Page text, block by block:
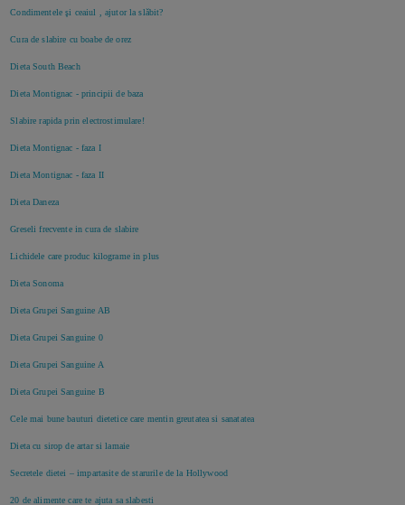
Condimentele şi ceaiul , ajutor la slăbit?
Cura de slabire cu boabe de orez
Dieta South Beach
Dieta Montignac - principii de baza
Slabire rapida prin electrostimulare!
Dieta Montignac - faza I
Dieta Montignac - faza II
Dieta Daneza
Greseli frecvente in cura de slabire
Lichidele care produc kilograme in plus
Dieta Sonoma
Dieta Grupei Sanguine AB
Dieta Grupei Sanguine 0
Dieta Grupei Sanguine A
Dieta Grupei Sanguine B
Cele mai bune bauturi dietetice care mentin greutatea si sanatatea
Dieta cu sirop de artar si lamaie
Secretele dietei – impartasite de starurile de la Hollywood
20 de alimente care te ajuta sa slabesti